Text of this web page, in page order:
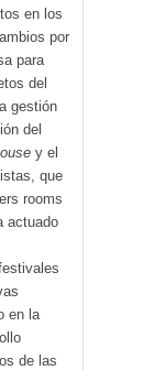
en los
por
para
del
gestión
del
y el
que
rooms
actuado
en la
de las